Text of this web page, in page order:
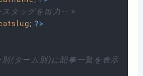
; ?>
(ターム別)に記事一覧を表示 -->